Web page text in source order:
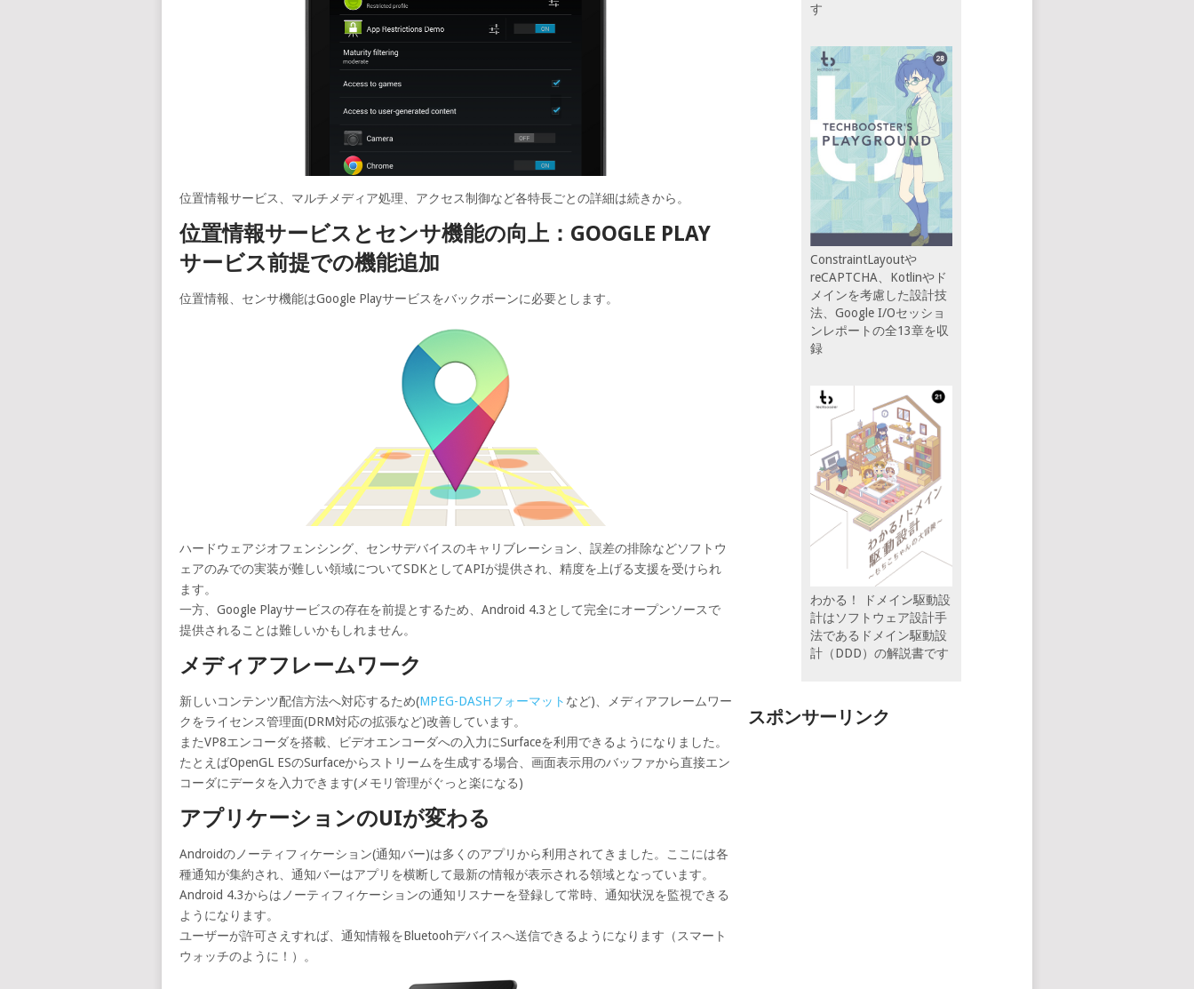
位置情報サービス、マルチメディア処理、アクセス制御など各特長ごとの詳細は続きから。
位置情報サービスとセンサ機能の向上：GOOGLE PLAY
サービス前提での機能追加
位置情報、センサ機能はGoogle Playサービスをバックボーンに必要とします。
ハードウェアジオフェンシング、センサデバイスのキャリブレーション、誤差の排除などソフトウ
ェアのみでの実装が難しい領域についてSDKとしてAPIが提供され、精度を上げる支援を受けられ
ます。
一方、Google Playサービスの存在を前提とするため、Android 4.3として完全にオープンソースで
提供されることは難しいかもしれません。
メディアフレームワーク
新しいコンテンツ配信方法へ対応するため(MPEG-DASHフォーマット など)、メディアフレームワー
クをライセンス管理面(DRM対応の拡張など)改善しています。
またVP8エンコーダを搭載、ビデオエンコーダへの入力にSurfaceを利用できるようになりました。
たとえばOpenGL ESのSurfaceからストリームを生成する場合、画面表示用のバッファから直接エン
コーダにデータを入力できます(メモリ管理がぐっと楽になる)
アプリケーションのUIが変わる
Androidのノーティフィケーション(通知バー)は多くのアプリから利用されてきました。ここには各
種通知が集約され、通知バーはアプリを横断して最新の情報が表示される領域となっています。
Android 4.3からはノーティフィケーションの通知リスナーを登録して常時、通知状況を監視できる
ようになります。
ユーザーが許可さえすれば、通知情報をBluetoohデバイスへ送信できるようになります（スマート
ウォッチのように！）。
す
ConstraintLayoutや
reCAPTCHA、Kotlinやド
メインを考慮した設計技
法、Google I/Oセッショ
ンレポートの全13章を収
録
わかる！ ドメイン駆動設
計はソフトウェア設計手
法であるドメイン駆動設
計（DDD）の解説書です
スポンサーリンク